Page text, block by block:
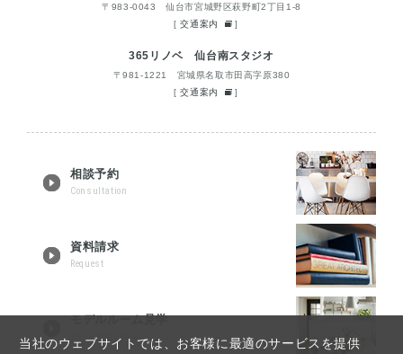
当社のウェブサイトでは、お客様に最適のサービスを提供
〒983-0043 仙台市宮城野区萩野町2丁目1-8
[交通案内 ]
365リノベ 仙台南スタジオ
〒981-1221 宮城県名取市田高字原380
[交通案内 ]
相談予約
Consultation
資料請求
Request
モデルルーム見学
Tour reservation